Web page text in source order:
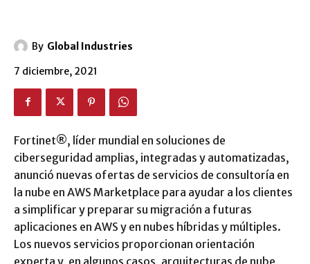
By Global Industries
7 diciembre, 2021
Fortinet®, líder mundial en soluciones de
ciberseguridad amplias, integradas y automatizadas,
anunció nuevas ofertas de servicios de consultoría en
la nube en AWS Marketplace para ayudar a los clientes
a simplificar y preparar su migración a futuras
aplicaciones en AWS y en nubes híbridas y múltiples.
Los nuevos servicios proporcionan orientación
experta y, en algunos casos, arquitecturas de nube